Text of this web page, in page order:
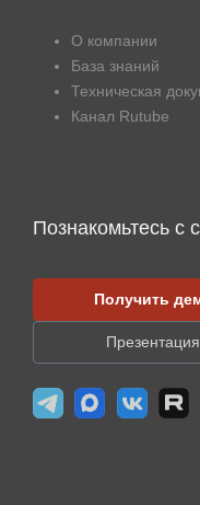
О компании
База знаний
Техническая
Канал Rutube
Познакомьтесь с
Получить
Презентация